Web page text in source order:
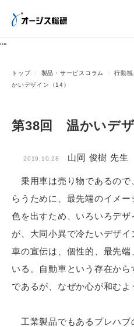
""
トップ 製品・サービスコラム 行動
かいデザイン（14）
第38回 温かいデザ
2019.10.28 山岡 俊樹 先生
乗用車は売り物であるので
らうために、最先端のイメ
色を出すため、いろいろデザ
が、大同小異で冷たいデザ
車の宣伝は、個性的、最先
いる。自動車という存在か
であるが、なぜか心が和むよ
工業製品でもあるプレハブ